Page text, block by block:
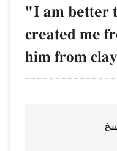
"I am better
created me
him from